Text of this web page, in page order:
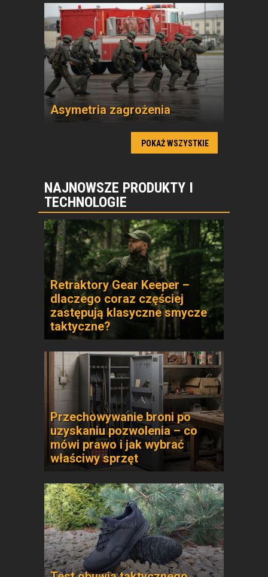
Asymetria zagrożenia
POKAŻ WSZYSTKIE
NAJNOWSZE PRODUKTY I
TECHNOLOGIE
Retraktory Gear Keeper –
dlaczego coraz częściej
zastępują klasyczne smycze
taktyczne?
Przechowywanie broni po
uzyskaniu pozwolenia – co
mówi prawo i jak wybrać
właściwy sprzęt